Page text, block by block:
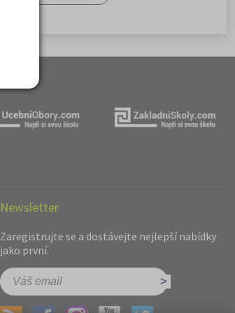
Newsletter
Zaregistrujte se a dostávejte nejlepší nabídky
jako první.